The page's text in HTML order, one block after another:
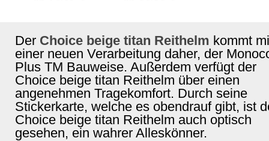
Der Choice beige titan Reithelm kommt
einer neuen Verarbeitung daher, der
Plus TM Bauweise. Außerdem verfügt der
Choice beige titan Reithelm über einen
angenehmen Tragekomfort. Durch seine
Stickerkarte, welche es obendrauf gibt, ist
Choice beige titan Reithelm auch optisch
gesehen, ein wahrer Alleskönner.